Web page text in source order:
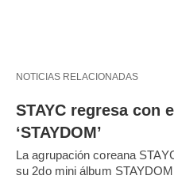
NOTICIAS RELACIONADAS
STAYC regresa con
‘STAYDOM’
La agrupación coreana
su 2do mini álbum